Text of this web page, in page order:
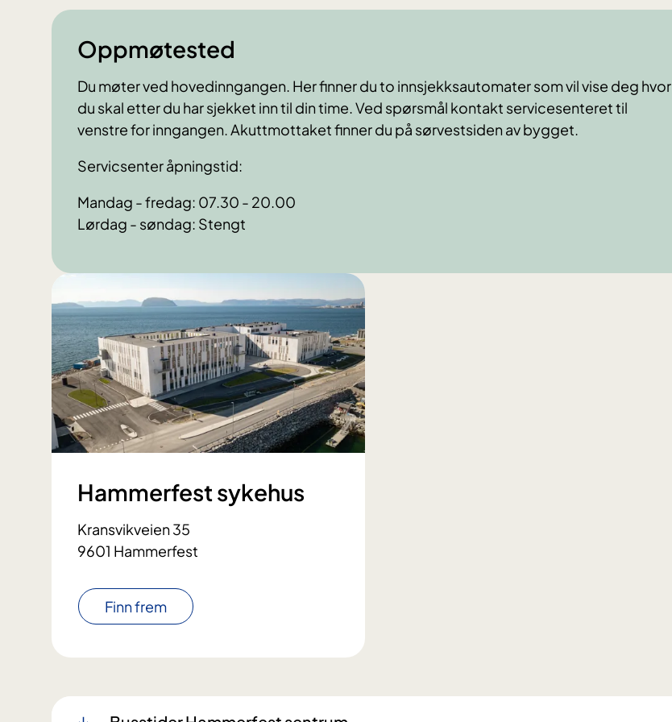
Oppmøtested
Du møter ved hovedinngangen. Her finner du to innsjekksautomater som vil vise deg hvor
du skal etter du har sjekket inn til din time. Ved spørsmål kontakt servicesenteret til
venstre for inngangen. Akuttmottaket finner du på sørvestsiden av bygget.
Servicsenter åpningstid:
Mandag - fredag: 07.30 - 20.00
Lørdag - søndag: Stengt
Hammerfest sykehus
Kransvikveien 35
9601 Hammerfest
Finn frem